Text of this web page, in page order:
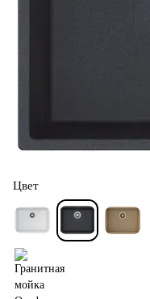
Цвет